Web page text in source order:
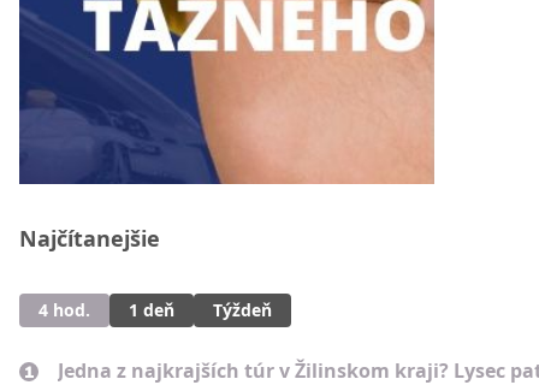
Najčítanejšie
4 hod. 1 deň Týždeň
Jedna z najkrajších túr v Žilinskom kraji? Lysec